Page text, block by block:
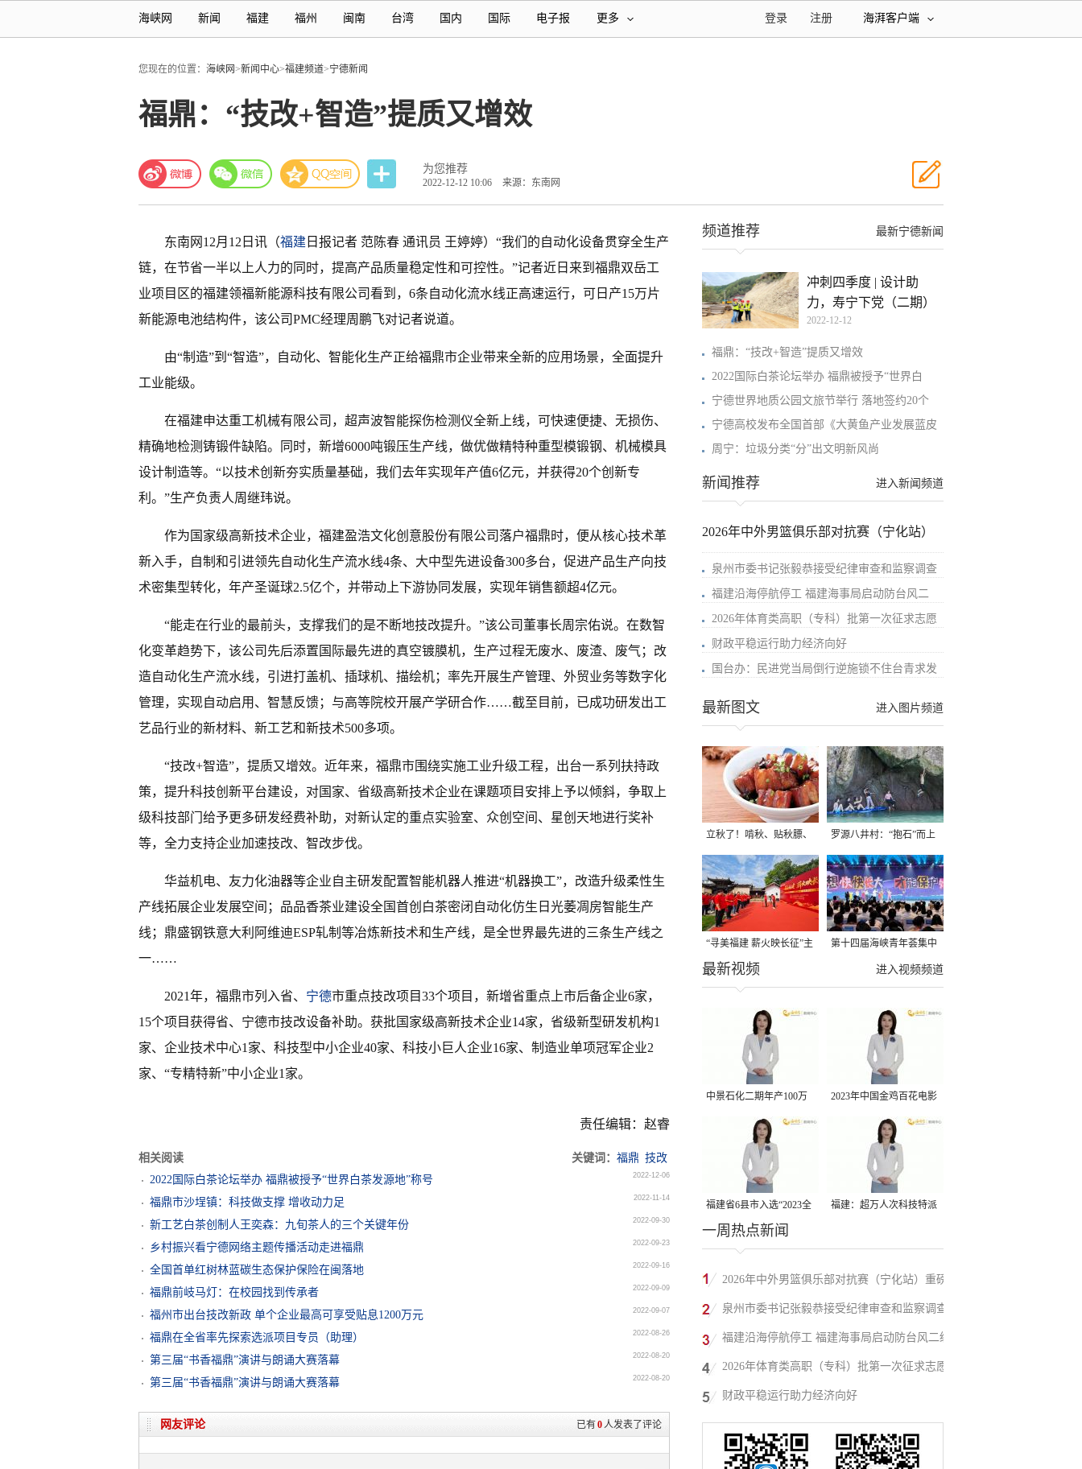
海峡网 新闻 福建 福州 闽南 台湾 国内 国际 电子报 更多 海湃客户端
注册
登录
您现在的位置： 海峡网>新闻中心>福建频道>宁德新闻
福鼎：“技改+智造”提质又增效
为您推荐
2022-12-12 10:06 来源：东南网
东南网12月12日讯（福建 日报记者 范陈春 通讯员 王婷婷）“我们的自动化设备贯穿全生产
链，在节省一半以上人力的同时，提高产品质量稳定性和可控性。”记者近日来到福鼎双岳工
业项目区的福建领福新能源科技有限公司看到，6条自动化流水线正高速运行，可日产15万片
新能源电池结构件，该公司PMC经理周鹏飞对记者说道。
由“制造”到“智造”，自动化、智能化生产正给福鼎市企业带来全新的应用场景，全面提升
工业能级。
在福建申达重工机械有限公司，超声波智能探伤检测仪全新上线，可快速便捷、无损伤、
精确地检测铸锻件缺陷。同时，新增6000吨锻压生产线，做优做精特种重型模锻钢、机械模具
设计制造等。“以技术创新夯实质量基础，我们去年实现年产值6亿元，并获得20个创新专
利。”生产负责人周继玮说。
作为国家级高新技术企业，福建盈浩文化创意股份有限公司落户福鼎时，便从核心技术革
新入手，自制和引进领先自动化生产流水线4条、大中型先进设备300多台，促进产品生产向技
术密集型转化，年产圣诞球2.5亿个，并带动上下游协同发展，实现年销售额超4亿元。
“能走在行业的最前头，支撑我们的是不断地技改提升。”该公司董事长周宗佑说。在数智
化变革趋势下，该公司先后添置国际最先进的真空镀膜机，生产过程无废水、废渣、废气；改
造自动化生产流水线，引进打盖机、插球机、描绘机；率先开展生产管理、外贸业务等数字化
管理，实现自动启用、智慧反馈；与高等院校开展产学研合作……截至目前，已成功研发出工
艺品行业的新材料、新工艺和新技术500多项。
“技改+智造”，提质又增效。近年来，福鼎市围绕实施工业升级工程，出台一系列扶持政
策，提升科技创新平台建设，对国家、省级高新技术企业在课题项目安排上予以倾斜，争取上
级科技部门给予更多研发经费补助，对新认定的重点实验室、众创空间、星创天地进行奖补
等，全力支持企业加速技改、智改步伐。
华益机电、友力化油器等企业自主研发配置智能机器人推进“机器换工”，改造升级柔性生
产线拓展企业发展空间；品品香茶业建设全国首创白茶密闭自动化仿生日光萎凋房智能生产
线；鼎盛钢铁意大利阿维迪ESP轧制等冶炼新技术和生产线，是全世界最先进的三条生产线之
一……
2021年，福鼎市列入省、 宁德市重点技改项目33个项目，新增省重点上市后备企业6家，
15个项目获得省、宁德市技改设备补助。获批国家级高新技术企业14家，省级新型研发机构1
家、企业技术中心1家、科技型中小企业40家、科技小巨人企业16家、制造业单项冠军企业2
家、“专精特新”中小企业1家。
责任编辑：赵睿
相关阅读 关键词： 福鼎 技改
2022国际白茶论坛举办 福鼎被授予“世界白茶发源地”称号
2022-12-06
福鼎市沙埕镇：科技做支撑 增收动力足 2022-11-14
新工艺白茶创制人王奕森：九旬茶人的三个关键年份 2022-09-30
乡村振兴看宁德网络主题传播活动走进福鼎 2022-09-23
全国首单红树林蓝碳生态保护保险在闽落地 2022-09-16
福鼎前岐马灯：在校园找到传承者 2022-09-09
福州市出台技改新政 单个企业最高可享受贴息1200万元 2022-09-07
福鼎在全省率先探索选派项目专员（助理） 2022-08-26
第三届“书香福鼎”演讲与朗诵大赛落幕 2022-08-20
第三届“书香福鼎”演讲与朗诵大赛落幕 2022-08-20
已有0人发表了评论
网友评论
最新宁德新闻
频道推荐
冲刺四季度 | 设计助
力，寿宁下党（二期）
项
2022-12-12
福鼎：“技改+智造”提质又增效
2022国际白茶论坛举办 福鼎被授予“世界白
宁德世界地质公园文旅节举行 落地签约20个
宁德高校发布全国首部《大黄鱼产业发展蓝皮
周宁：垃圾分类“分”出文明新风尚
进入新闻频道
新闻推荐
2026年中外男篮俱乐部对抗赛（宁化站）
泉州市委书记张毅恭接受纪律审查和监察调查
福建沿海停航停工 福建海事局启动防台风二
2026年体育类高职（专科）批第一次征求志愿
财政平稳运行助力经济向好
国台办：民进党当局倒行逆施锁不住台青求发
进入图片频道
最新图文
立秋了！啃秋、贴秋膘、
晒秋，福建人这样过才够
味→
罗源八井村：“抱石”而上
“寻美福建 薪火映长征”主
题活动在龙岩长汀启动
第十四届海峡青年荟集中
阶段活动在福州举行
进入视频频道
最新视频
中景石化二期年产100万
吨丙烷脱氢项目建成中交
2023年中国金鸡百花电影
节有福电影巡展31日启动
福建省6县市入选“2023全
国县域发展潜力百强县”
福建：超万人次科技特派
一周热点新闻
2026年中外男篮俱乐部对抗赛（宁化站）重磅
来袭！抢票通道即将开启→
泉州市委书记张毅恭接受纪律审查和监察调查
福建沿海停航停工 福建海事局启动防台风二级
应急响应
2026年体育类高职（专科）批第一次征求志愿
填报
财政平稳运行助力经济向好